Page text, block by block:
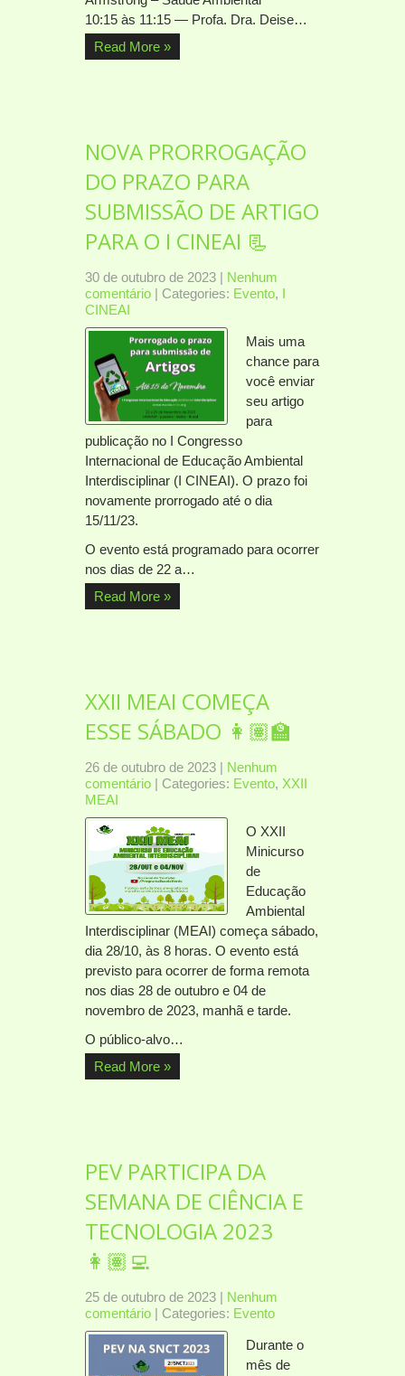
10:15 às 11:15 — Profa. Dra. Deise…
Read More »
NOVA PRORROGAÇÃO
DO PRAZO PARA
SUBMISSÃO DE ARTIGO
PARA O I CINEAI 📃
30 de outubro de 2023 | Nenhum
comentário | Categories: Evento, I
CINEAI
Mais uma
chance para
você enviar
seu artigo
para
publicação no I Congresso
Internacional de Educação Ambiental
Interdisciplinar (I CINEAI). O prazo foi
novamente prorrogado até o dia
15/11/23.
O evento está programado para ocorrer
nos dias de 22 a…
Read More »
XXII MEAI COMEÇA
ESSE SÁBADO 👩🏽‍🏫
26 de outubro de 2023 | Nenhum
comentário | Categories: Evento, XXII
MEAI
O XXII
Minicurso
de
Educação
Ambiental
Interdisciplinar (MEAI) começa sábado,
dia 28/10, às 8 horas. O evento está
previsto para ocorrer de forma remota
nos dias 28 de outubro e 04 de
novembro de 2023, manhã e tarde.
O público-alvo…
Read More »
PEV PARTICIPA DA
SEMANA DE CIÊNCIA E
TECNOLOGIA 2023
👩🏽‍💻
25 de outubro de 2023 | Nenhum
comentário | Categories: Evento
Durante o
mês de